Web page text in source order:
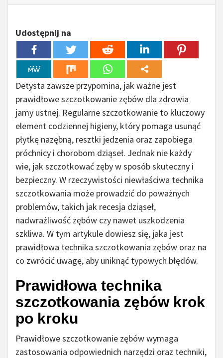
Udostępnij na
Detysta zawsze przypomina, jak ważne jest
prawidłowe szczotkowanie zębów dla zdrowia
jamy ustnej. Regularne szczotkowanie to kluczowy
element codziennej higieny, który pomaga usunąć
płytkę nazębną, resztki jedzenia oraz zapobiega
próchnicy i chorobom dziąseł. Jednak nie każdy
wie, jak szczotkować zęby w sposób skuteczny i
bezpieczny. W rzeczywistości niewłaściwa technika
szczotkowania może prowadzić do poważnych
problemów, takich jak recesja dziąseł,
nadwrażliwość zębów czy nawet uszkodzenia
szkliwa. W tym artykule dowiesz się, jaka jest
prawidłowa technika szczotkowania zębów oraz na
co zwrócić uwagę, aby uniknąć typowych błędów.
Prawidłowa technika
szczotkowania zębów krok
po kroku
Prawidłowe szczotkowanie zębów wymaga
zastosowania odpowiednich narzędzi oraz techniki,